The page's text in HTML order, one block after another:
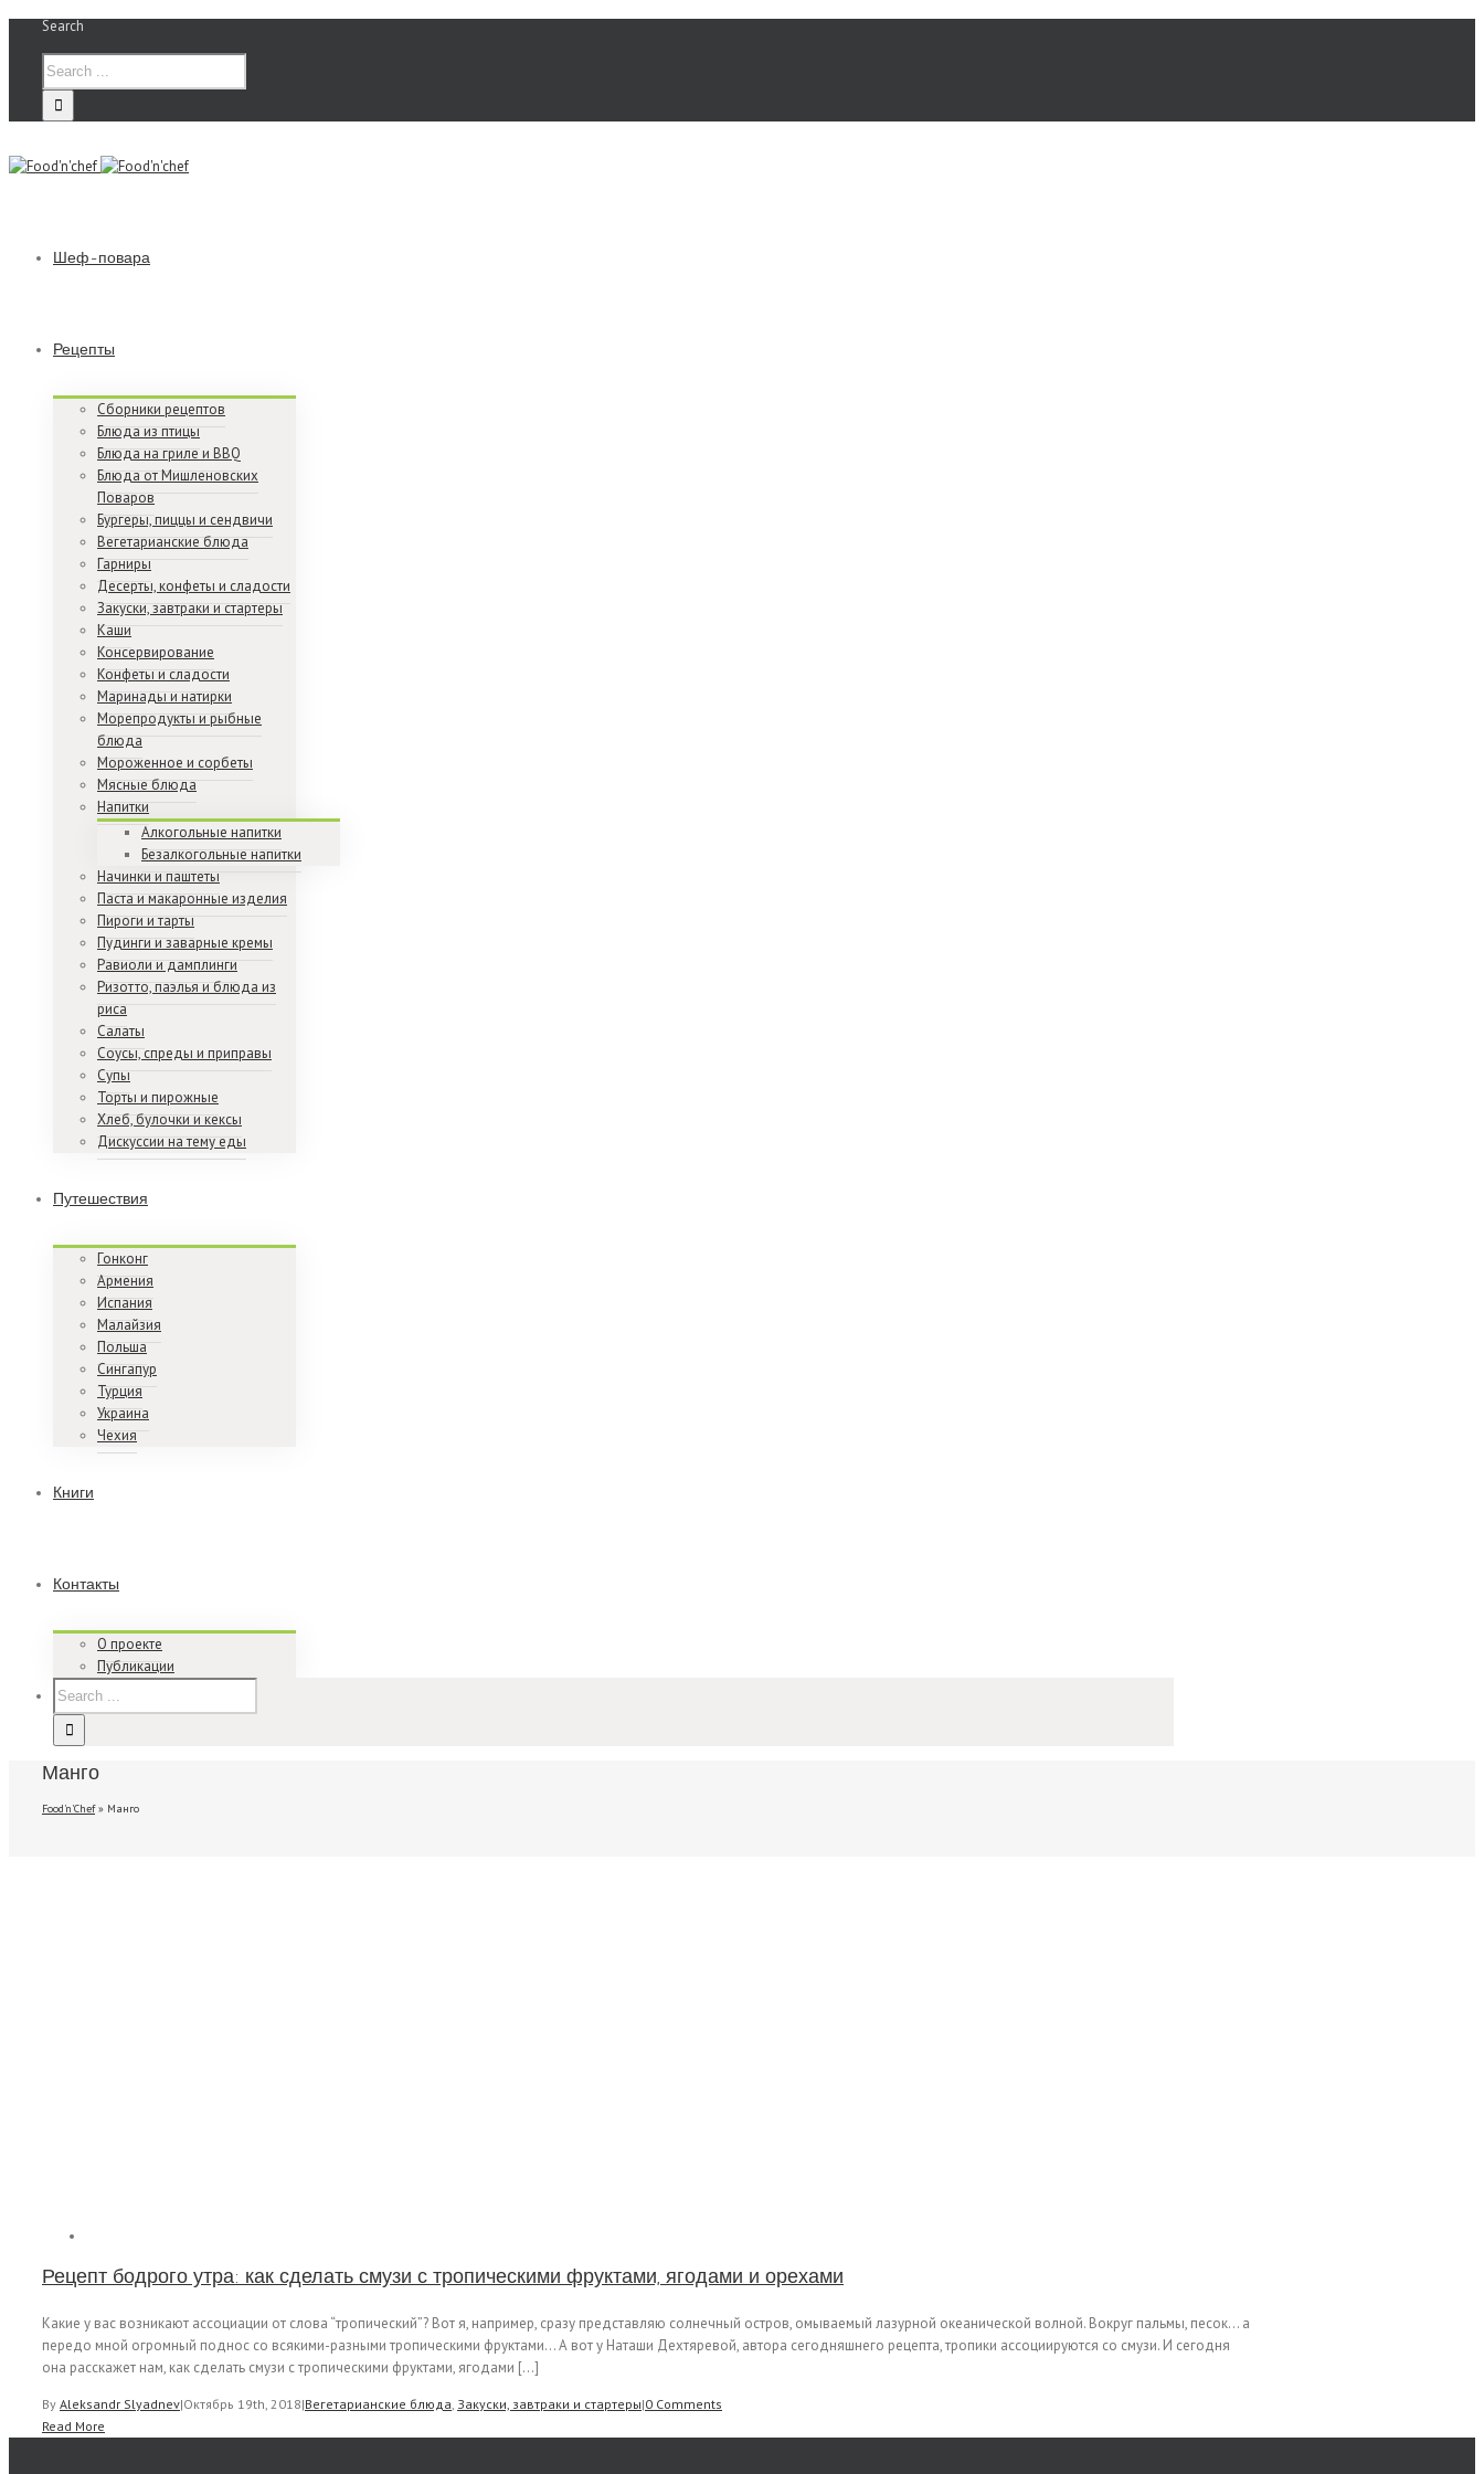
Search
Шеф-повара
Рецепты
Сборники рецептов
Блюда из птицы
Блюда на гриле и BBQ
Блюда от Мишленовских
Поваров
Бургеры, пиццы и сендвичи
Вегетарианские блюда
Гарниры
Десерты, конфеты и сладости
Закуски, завтраки и стартеры
Каши
Консервирование
Конфеты и сладости
Маринады и натирки
Морепродукты и рыбные
блюда
Мороженное и сорбеты
Мясные блюда
Напитки
Алкогольные напитки
Безалкогольные напитки
Начинки и паштеты
Паста и макаронные изделия
Пироги и тарты
Пудинги и заварные кремы
Равиоли и дамплинги
Ризотто, паэлья и блюда из
риса
Салаты
Соусы, спреды и приправы
Супы
Торты и пирожные
Хлеб, булочки и кексы
Дискуссии на тему еды
Путешествия
Гонконг
Армения
Испания
Малайзия
Польша
Сингапур
Турция
Украина
Чехия
Книги
Контакты
О проекте
Публикации
Манго
Food'n'Chef» Манго
Рецепт бодрого утра: как сделать смузи с тропическими фруктами, ягодами и орехами
Какие у вас возникают ассоциации от слова “тропический”? Вот я, например, сразу представляю солнечный остров, омываемый лазурной океанической волной. Вокруг пальмы, песок… а
передо мной огромный поднос со всякими-разными тропическими фруктами… А вот у Наташи Дехтяревой, автора сегодняшнего рецепта, тропики ассоциируются со смузи. И сегодня
она расскажет нам, как сделать смузи с тропическими фруктами, ягодами [...]
By Aleksandr Slyadnev|Октябрь 19th, 2018|Вегетарианские блюда, Закуски, завтраки и стартеры|0 Comments
Read More